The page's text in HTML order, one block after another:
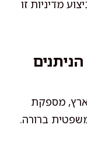
מדיניות זו
מספקת
ברורה.